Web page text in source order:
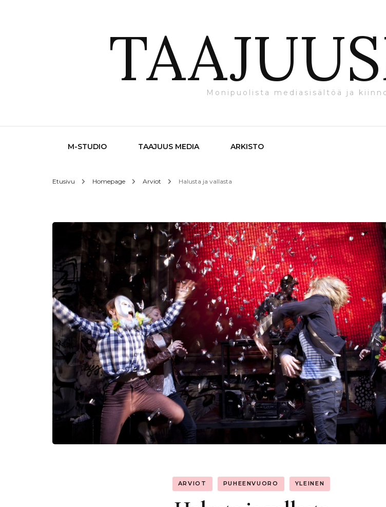
Monipuolista mediasisältöä ja
M-STUDIO TAAJUUS MEDIA ARKISTO
Etusivu Homepage Arviot Halusta ja vallasta
ARVIOT PUHEENVUORO YLEINEN